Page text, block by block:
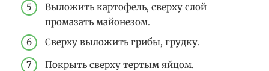
Выложить картофель, сверху слой
промазать майонезом.
Сверху выложить грибы, грудку.
Покрыть сверху тертым яйцом.